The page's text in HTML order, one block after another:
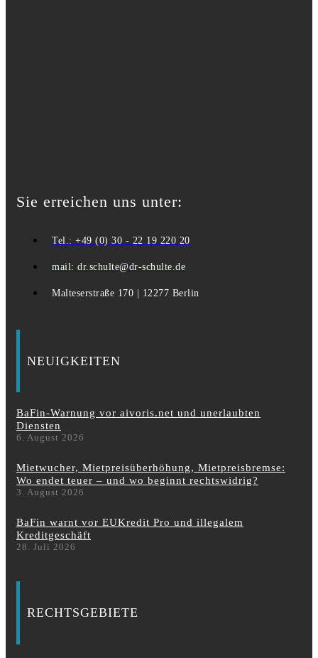
Sie erreichen uns unter:
Tel.: +49 (0) 30 - 22 19 220 20
mail: dr.schulte@dr-schulte.de
Malteserstraße 170 | 12277 Berlin
NEUIGKEITEN
BaFin-Warnung vor aivoris.net und unerlaubten
Diensten
6. August 2026
Mietwucher, Mietpreisüberhöhung, Mietpreisbremse:
Wo endet teuer – und wo beginnt rechtswidrig?
3. August 2026
BaFin warnt vor EUKredit Pro und illegalem
Kreditgeschäft
28. Juli 2026
RECHTSGEBIETE